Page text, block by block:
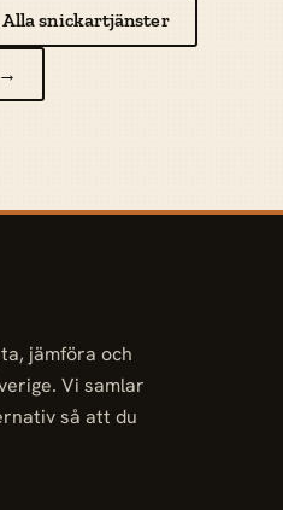
Alla snickartjänster
jämföra och
Vi samlar
så att du